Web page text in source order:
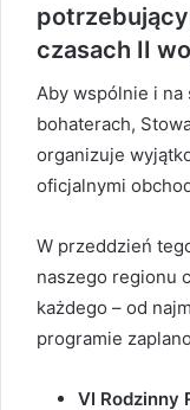
czasach II
Aby wspólnie i
bohaterach,
organizuje
oficjalnymi
W przeddzień
naszego regionu
każdego – od
programie
VI Rodzinny